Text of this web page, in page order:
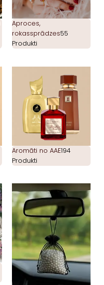
Aproces,
rokassprādzes55
Produkti
Aromāti no AAE194
Produkti